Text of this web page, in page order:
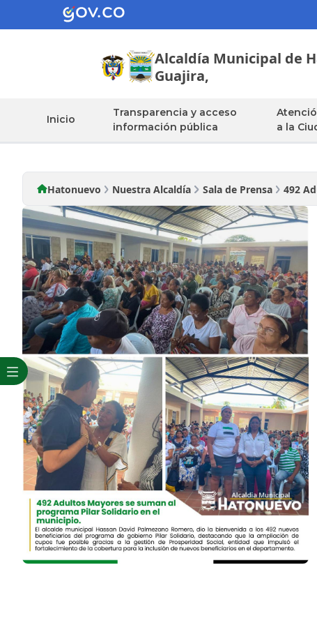
Alcaldía Municipal de
Guajira,
Inicio
Transparencia y acceso
información pública
a la
Hatonuevo Nuestra Alcaldía Sala de Prensa 492